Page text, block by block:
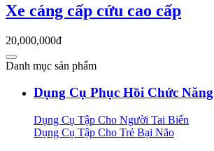
Xe cáng cấp cứu cao cấp
20,000,000đ
Danh mục sản phẩm
Dụng Cụ Phục Hồi Chức Năng
Dụng Cụ Tập Cho Người Tai Biến
Dụng Cụ Tập Cho Trẻ Bại Não